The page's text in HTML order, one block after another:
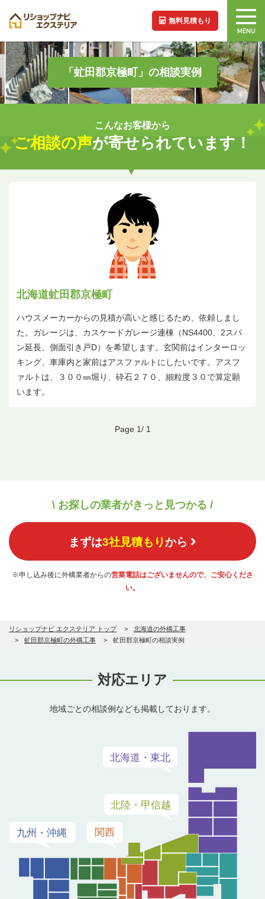
無料見積もり
MENU
「虻田郡京極町」の相談実例
リショップナビ エクステリア トップ
北海道の外構工事
虻田郡京極町の外構工事
虻田郡京極町の相談実例
こんなお客様から
ご相談の声が寄せられています！
北海道虻田郡京極町
ハウスメーカーからの見積が高いと感じるため、依頼しまし
た。ガレージは、カスケードガレージ連棟（NS4400、2スパ
ン延長、側面引き戸D）を希望します。玄関前はインターロッ
キング、車庫内と家前はアスファルトにしたいです。アスフ
ァルトは、３００㎜堀り、砕石２７０、細粒度３０で算定願
います。
Page 1/ 1
\ お探しの業者がきっと見つかる /
まずは3社見積もりから
※申し込み後に外構業者からの営業電話はございませんので、ご安心くださ
い。
対応エリア
地域ごとの相談例なども掲載しております。